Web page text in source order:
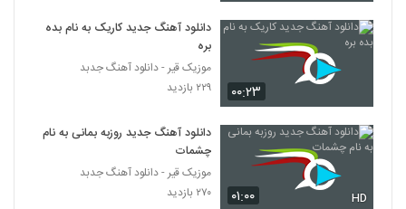
۰۰:۲۳
دانلود آهنگ جدید کاریک به نام بده
بره
موزیک قیر - دانلود آهنگ جدبد
۲۲۹ بازدید
۰۱:۰۰ HD
دانلود آهنگ جدید روزبه بمانی به نام
چشمات
موزیک قیر - دانلود آهنگ جدبد
۲۷۰ بازدید